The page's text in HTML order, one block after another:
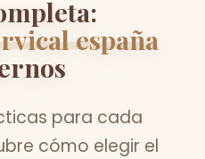
españa
para cada
cómo elegir el